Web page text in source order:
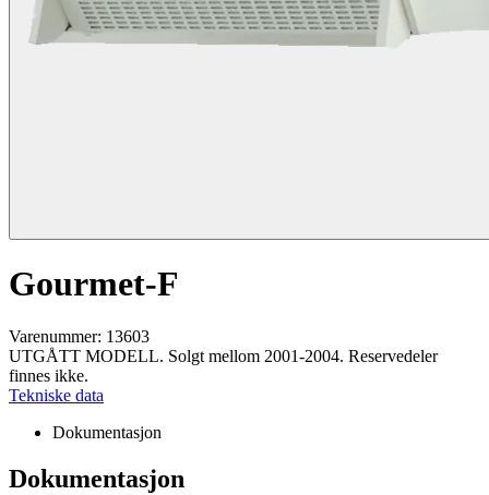
Gourmet-F
Varenummer: 13603
UTGÅTT MODELL. Solgt mellom 2001-2004. Reservedeler
finnes ikke.
Tekniske data
Dokumentasjon
Dokumentasjon